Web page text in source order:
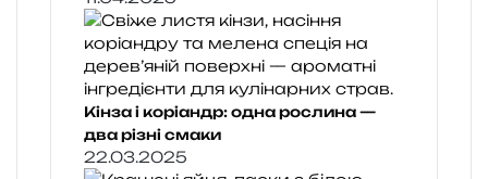
Кінза і коріандр: одна рослина —
два різні смаки
22.03.2025